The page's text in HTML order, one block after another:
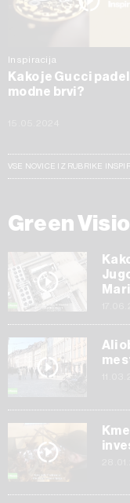
Inspiracija
Kako je Gucci padel
modne brvi?
VSE NOVICE IZ RUBRIKE
Green
Ali